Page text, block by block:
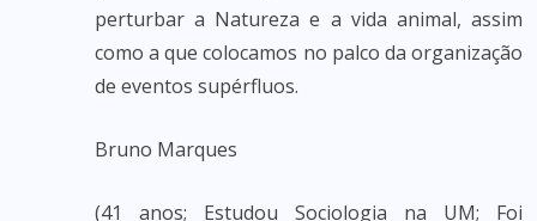
perturbar a Natureza e a vida animal, assim
como a que colocamos no palco da organização
de eventos supérfluos.
Bruno Marques
(41 anos; Estudou Sociologia na UM; Foi